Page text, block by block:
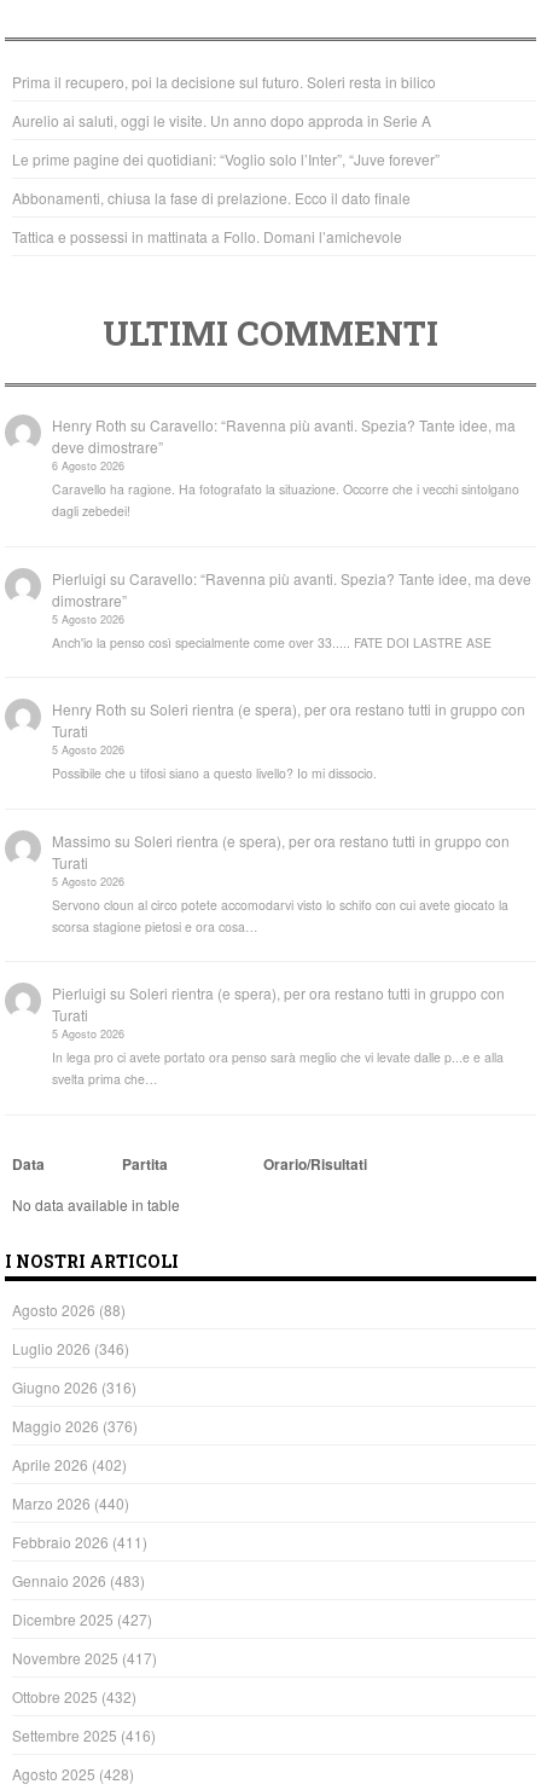
e
b
o
o
k
er s
A
p
p
Prima il recupero, poi la decisione sul futuro. Soleri resta in bilico
Aurelio ai saluti, oggi le visite. Un anno dopo approda in Serie A
Le prime pagine dei quotidiani: “Voglio solo l’Inter”, “Juve forever”
Abbonamenti, chiusa la fase di prelazione. Ecco il dato finale
Tattica e possessi in mattinata a Follo. Domani l’amichevole
ULTIMI COMMENTI
Henry Roth suCaravello: “Ravenna più avanti. Spezia? Tante idee, ma
deve dimostrare”
6 Agosto 2026
Caravello ha ragione. Ha fotografato la situazione. Occorre che i vecchi sintolgano
dagli zebedei!
Pierluigi suCaravello: “Ravenna più avanti. Spezia? Tante idee, ma deve
dimostrare”
5 Agosto 2026
Anch'io la penso così specialmente come over 33..... FATE DOI LASTRE ASE
Henry Roth suSoleri rientra (e spera), per ora restano tutti in gruppo con
Turati
5 Agosto 2026
Possibile che u tifosi siano a questo livello? Io mi dissocio.
Massimo suSoleri rientra (e spera), per ora restano tutti in gruppo con
Turati
5 Agosto 2026
Servono cloun al circo potete accomodarvi visto lo schifo con cui avete giocato la
scorsa stagione pietosi e ora cosa…
Pierluigi suSoleri rientra (e spera), per ora restano tutti in gruppo con
Turati
5 Agosto 2026
In lega pro ci avete portato ora penso sarà meglio che vi levate dalle p...e e alla
svelta prima che…
Data Partita Orario/Risultati
No data available in table
I NOSTRI ARTICOLI
Agosto 2026 (88)
Luglio 2026 (346)
Giugno 2026 (316)
Maggio 2026 (376)
Aprile 2026 (402)
Marzo 2026 (440)
Febbraio 2026 (411)
Gennaio 2026 (483)
Dicembre 2025 (427)
Novembre 2025 (417)
Ottobre 2025 (432)
Settembre 2025 (416)
Agosto 2025 (428)